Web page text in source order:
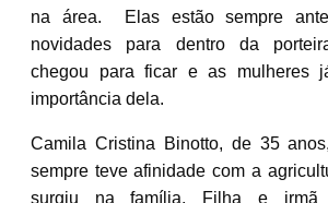
na área. Elas estão sempre
novidades para dentro da
chegou para ficar e as mulheres
importância dela.
Camila Cristina Binotto, de 35
sempre teve afinidade com a
surgiu na família. Filha e irmã